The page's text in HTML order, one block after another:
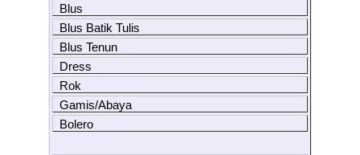
Blus
Blus Batik Tulis
Blus Tenun
Dress
Rok
Gamis/Abaya
Bolero